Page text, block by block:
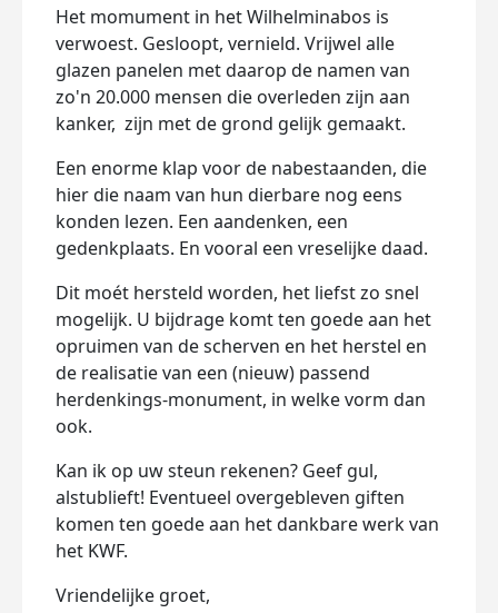
Het momument in het Wilhelminabos is
verwoest. Gesloopt, vernield. Vrijwel alle
glazen panelen met daarop de namen van
zo'n 20.000 mensen die overleden zijn aan
kanker, zijn met de grond gelijk gemaakt.
Een enorme klap voor de nabestaanden, die
hier die naam van hun dierbare nog eens
konden lezen. Een aandenken, een
gedenkplaats. En vooral een vreselijke daad.
Dit moét hersteld worden, het liefst zo snel
mogelijk. U bijdrage komt ten goede aan het
opruimen van de scherven en het herstel en
de realisatie van een (nieuw) passend
herdenkings-monument, in welke vorm dan
ook.
Kan ik op uw steun rekenen? Geef gul,
alstublieft! Eventueel overgebleven giften
komen ten goede aan het dankbare werk van
het KWF.
Vriendelijke groet,